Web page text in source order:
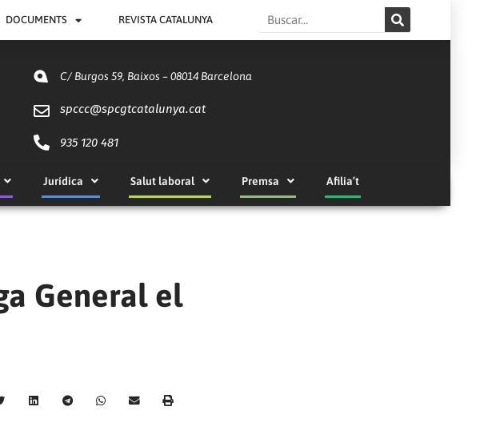
DOCUMENTS REVISTA CATALUNYA Search
C/ Burgos 59, Baixos – 08014 Barcelona
spccc@spcgtcatalunya.cat
935 120 481
Jurídica Salut laboral Premsa Afilia’t
General el